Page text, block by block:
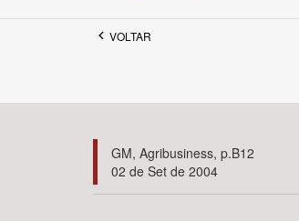
Tema
VOLTAR
GM, Agribusiness, p.B12
02 de Set de 2004